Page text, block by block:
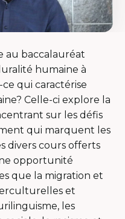
au baccalauréat
humaine à
ce qui caractérise
Celle-ci explore la
sur les défis
qui marquent les
divers cours offerts
opportunité
que la migration et
et
les